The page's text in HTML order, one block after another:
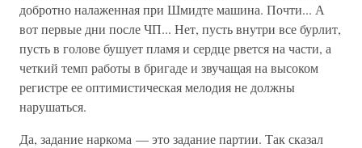
добротно налаженная при Шмидте машина. Почти... А
вот первые дни после ЧП... Нет, пусть внутри все бурлит,
пусть в голове бушует пламя и сердце рвется на части, а
четкий темп работы в бригаде и звучащая на высоком
регистре ее оптимистическая мелодия не должны
нарушаться.
Да, задание наркома — это задание партии. Так сказал